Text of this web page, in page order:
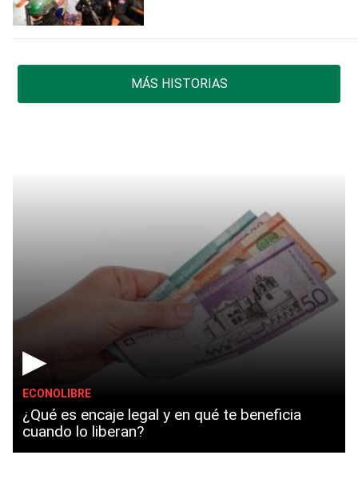
MÁS HISTORIAS
▶
ECONOLIBRE
¿Qué es encaje legal y en qué te beneficia
cuando lo liberan?